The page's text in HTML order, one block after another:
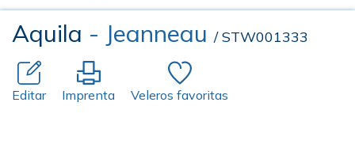
Aquila - Jeanneau / STW001333
Editar Imprenta Veleros favoritas